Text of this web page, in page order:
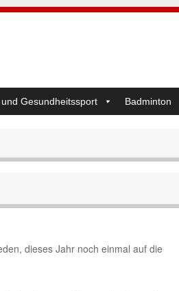
Gesundheitssport Badminton
dieses Jahr noch einmal auf die